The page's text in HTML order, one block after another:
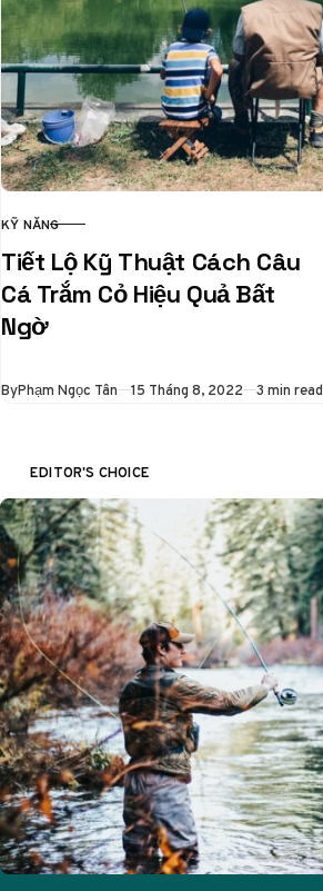
CATEGORY
KỸ NĂNG
Tiết Lộ Kỹ Thuật Cách Câu
Cá Trắm Cỏ Hiệu Quả Bất
Ngờ
ByPhạm Ngọc Tân Published
15 Tháng 8, 2022 3 min read
EDITOR'S CHOICE